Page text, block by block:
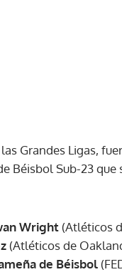
Grandes Ligas,
Béisbol Sub-23 que
Wright (Atléticos
(Atléticos de
de Béisbol